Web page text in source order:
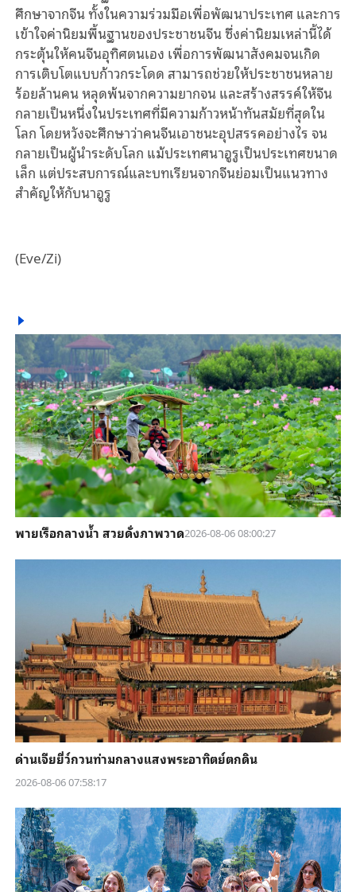
ศึกษาจากจีน ทั้งในความร่วมมือเพื่อพัฒนาประเทศ และการ
เข้าใจค่านิยมพื้นฐานของประชาชนจีน ซึ่งค่านิยมเหล่านี้ได้
กระตุ้นให้คนจีนอุทิศตนเอง เพื่อการพัฒนาสังคมจนเกิด
การเติบโตแบบก้าวกระโดด สามารถช่วยให้ประชาชนหลาย
ร้อยล้านคน หลุดพ้นจากความยากจน และสร้างสรรค์ให้จีน
กลายเป็นหนึ่งในประเทศที่มีความก้าวหน้าทันสมัยที่สุดใน
โลก โดยหวังจะศึกษาว่าคนจีนเอาชนะอุปสรรคอย่างไร จน
กลายเป็นผู้นำระดับโลก แม้ประเทศนาอูรูเป็นประเทศขนาด
เล็ก แต่ประสบการณ์และบทเรียนจากจีนย่อมเป็นแนวทาง
สำคัญให้กับนาอูรู
(Eve/Zi)
พายเรือกลางน้ำ สวยดั่งภาพวาด2026-08-06 08:00:27
ด่านเจียยี่ว์กวนท่ามกลางแสงพระอาทิตย์ตกดิน
2026-08-06 07:58:17